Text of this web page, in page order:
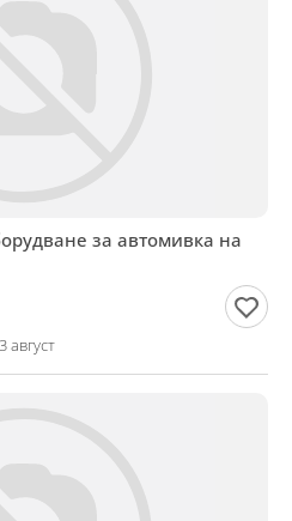
за автомивка на
август